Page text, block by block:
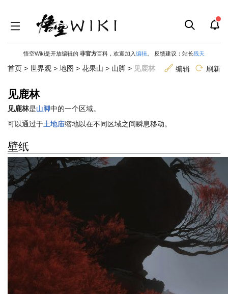
悟空Wiki是开放编辑的 非官方百科，欢迎加入编辑 。 反馈建议：站长残天
首页 > 世界观 > 地图 > 花果山 > 山脚 > 见鹿林 编辑 刷新
见鹿林
跳
导
跳
搜
见鹿林是山脚中的一个区域。
可以通过于土地庙缩地以在不同区域之间瞬息移动。
壁纸